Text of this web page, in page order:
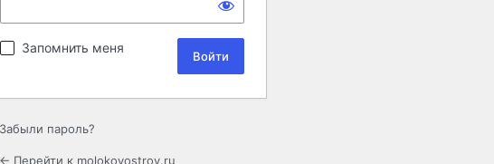
Запомнить меня
Забыли пароль?
← Перейти к molokovostroy.ru